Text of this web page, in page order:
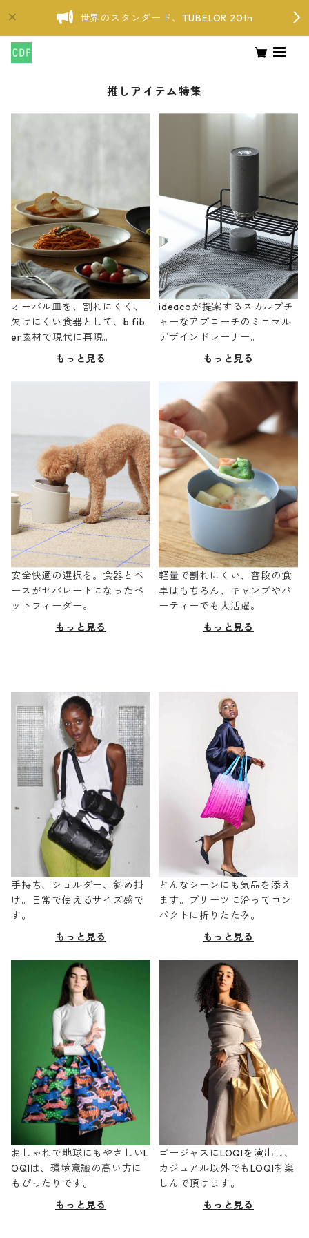
世界のスタンダード、TUBELOR 20th
推しアイテム特集
オーバル皿を、割れにくく、
欠けにくい食器として、b fib
er素材で現代に再現。
もっと見る
ideacoが提案するスカルプチ
ャーなアプローチのミニマル
デザインドレーナー。
もっと見る
安全快適の選択を。食器とベ
ースがセパレートになったペ
ットフィーダー。
もっと見る
軽量で割れにくい、普段の食
卓はもちろん、キャンプやパ
ーティーでも大活躍。
もっと見る
手持ち、ショルダー、斜め掛
け。日常で使えるサイズ感で
す。
もっと見る
どんなシーンにも気品を添え
ます。プリーツに沿ってコン
パクトに折りたたみ。
もっと見る
おしゃれで地球にもやさしいL
OQIは、環境意識の高い方に
もぴったりです。
もっと見る
ゴージャスにLOQIを演出し、
カジュアル以外でもLOQIを楽
しんで頂けます。
もっと見る